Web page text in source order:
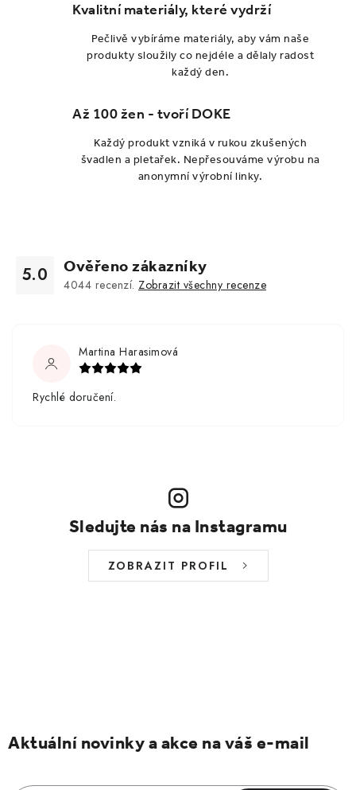
Kvalitní materiály, které vydrží
Pečlivě vybíráme materiály, aby vám naše
produkty sloužily co nejdéle a dělaly radost
každý den.
Až 100 žen - tvoří DOKE
Každý produkt vzniká v rukou zkušených
švadlen a pletařek. Nepřesouváme výrobu na
anonymní výrobní linky.
5.0 Ověřeno zákazníky
4044 recenzí. Zobrazit všechny recenze
Martina Harasimová
Rychlé doručení.
Sledujte nás na Instagramu
ZOBRAZIT PROFIL
Aktuální novinky a akce na váš e-mail